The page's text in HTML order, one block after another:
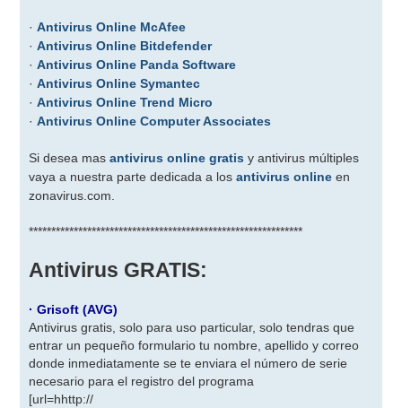
·Antivirus Online McAfee
·Antivirus Online Bitdefender
·Antivirus Online Panda Software
·Antivirus Online Symantec
·Antivirus Online Trend Micro
·Antivirus Online Computer Associates
Si desea masantivirus online gratis y antivirus múltiples
vaya a nuestra parte dedicada a losantivirus online en
zonavirus.com.
*************************************************************
Antivirus GRATIS:
· Grisoft (AVG)
Antivirus gratis, solo para uso particular, solo tendras que
entrar un pequeño formulario tu nombre, apellido y correo
donde inmediatamente se te enviara el número de serie
necesario para el registro del programa
[url=hhttp://